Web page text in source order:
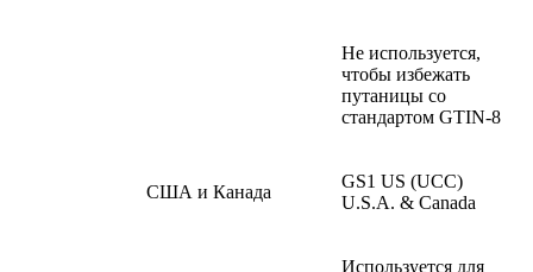
Не используется,
чтобы избежать
путаницы со
стандартом GTIN-8
США и Канада
GS1 US (UCC)
U.S.A. & Canada
Используется для